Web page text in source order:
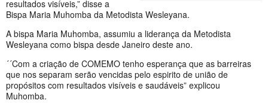
resultados visíveis,” disse a
Bispa Maria Muhomba da Metodista Wesleyana.
A bispa Maria Muhomba, assumiu a liderança da Metodista
Wesleyana como bispa desde Janeiro deste ano.
´´Com a criação de COMEMO tenho esperança que as barreiras
que nos separam serão vencidas pelo espirito de união de
propósitos com resultados visíveis e saudáveis” explicou
Muhomba.